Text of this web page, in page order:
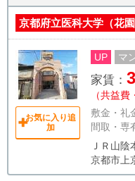
京都府立医科大学（花
お気に入り追
加
UP マ
家賃：
（共益
敷金・礼
間取・専
ＪＲ山陰
京都市上